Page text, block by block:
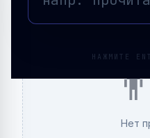
НАЖМИТЕ
Операции
Нет